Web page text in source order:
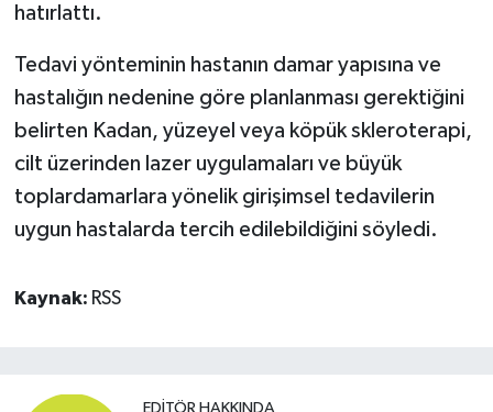
hatırlattı.
Tedavi yönteminin hastanın damar yapısına ve
hastalığın nedenine göre planlanması gerektiğini
belirten Kadan, yüzeyel veya köpük skleroterapi,
cilt üzerinden lazer uygulamaları ve büyük
toplardamarlara yönelik girişimsel tedavilerin
uygun hastalarda tercih edilebildiğini söyledi.
Kaynak: RSS
EDITÖR HAKKINDA